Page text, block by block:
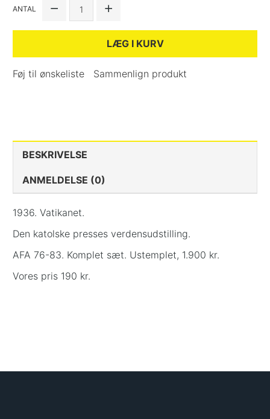
ANTAL
LÆG I KURV
Føj til ønskeliste Sammenlign produkt
BESKRIVELSE
ANMELDELSE (0)
1936. Vatikanet.
Den katolske presses verdensudstilling.
AFA 76-83. Komplet sæt. Ustemplet, 1.900 kr.
Vores pris 190 kr.